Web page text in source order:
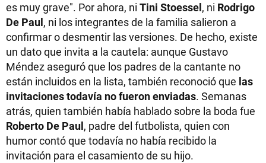
es muy grave". Por ahora, ni Tini Stoessel, ni Rodrigo
De Paul, ni los integrantes de la familia salieron a
confirmar o desmentir las versiones. De hecho, existe
un dato que invita a la cautela: aunque Gustavo
Méndez aseguró que los padres de la cantante no
están incluidos en la lista, también reconoció que las
invitaciones todavía no fueron enviadas. Semanas
atrás, quien también había hablado sobre la boda fue
Roberto De Paul, padre del futbolista, quien con
humor contó que todavía no había recibido la
invitación para el casamiento de su hijo.